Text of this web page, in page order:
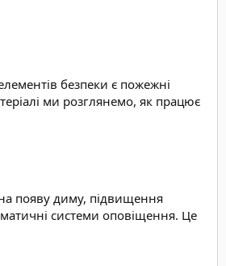
безпеки є пожежні
ми розглянемо, як працює
на появу диму, підвищення
системи оповіщення. Це